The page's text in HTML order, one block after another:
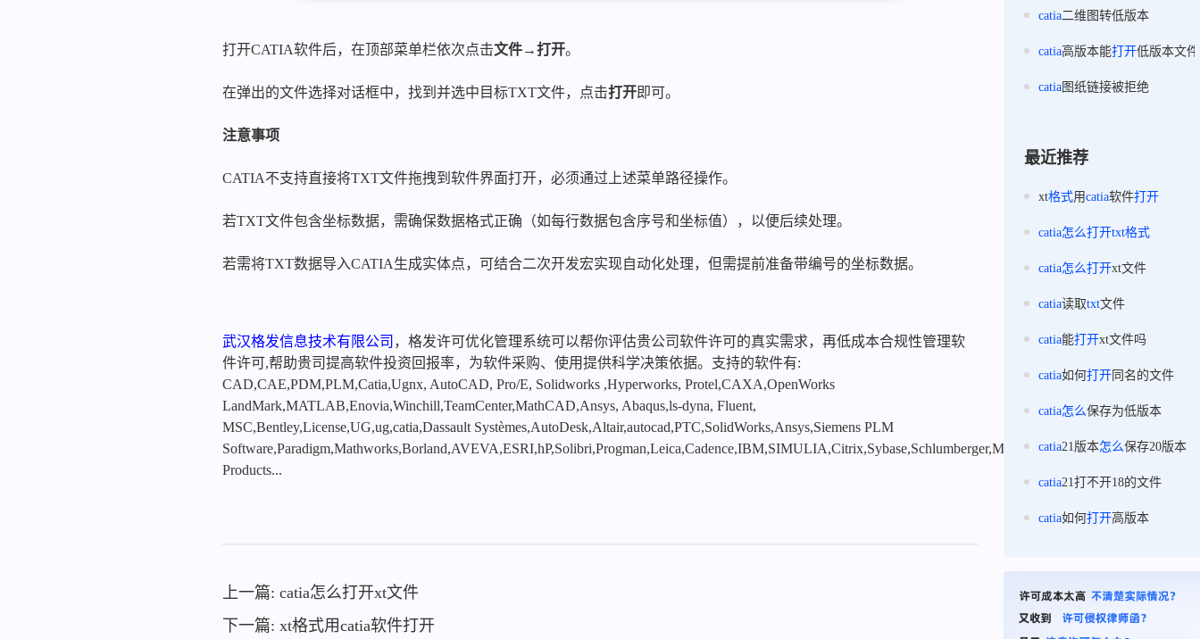
打开CATIA软件后，在顶部菜单栏依次点击文件→打开。
在弹出的文件选择对话框中，找到并选中目标TXT文件，点击打开即可。
注意事项
CATIA不支持直接将TXT文件拖拽到软件界面打开，必须通过上述菜单路径操作。
若TXT文件包含坐标数据，需确保数据格式正确（如每行数据包含序号和坐标值），以便后续处理。
若需将TXT数据导入CATIA生成实体点，可结合二次开发宏实现自动化处理，但需提前准备带编号的坐标数据。
武汉格发信息技术有限公司 ，格发许可优化管理系统可以帮你评估贵公司软件许可的真实需求，再低成本合规性管理软
件许可,帮助贵司提高软件投资回报率，为软件采购、使用提供科学决策依据。支持的软件有:
CAD,CAE,PDM,PLM,Catia,Ugnx, AutoCAD, Pro/E, Solidworks ,Hyperworks, Protel,CAXA,OpenWorks
LandMark,MATLAB,Enovia,Winchill,TeamCenter,MathCAD,Ansys, Abaqus,ls-dyna, Fluent,
MSC,Bentley,License,UG,ug,catia,Dassault Systèmes,AutoDesk,Altair,autocad,PTC,SolidWorks,Ansys,Siemens PLM
Software,Paradigm,Mathworks,Borland,AVEVA,ESRI,hP,Solibri,Progman,Leica,Cadence,IBM,SIMULIA,Citrix,Sybase,Schlumberger,MSC
Products...
上一篇: catia怎么打开xt文件
下一篇: xt格式用catia软件打开
catia二维图转低版本
catia高版本能打开低版本文
catia图纸链接被拒绝
最近推荐
xt格式用catia软件打开
catia怎么打开txt格式
catia怎么打开xt文件
catia读取txt文件
catia能打开xt文件吗
catia如何打开同名的文件
catia怎么保存为低版本
catia21版本怎么保存20版本
catia21打不开18的文件
catia如何打开高版本